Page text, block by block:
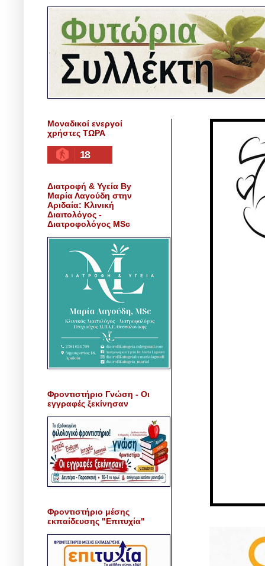
Μοναδικοί ενεργοί
χρήστες ΤΩΡΑ
18
Διατροφή & Υγεία By
Μαρία Λαγούδη στην
Αριδαία: Κλινική
Διαιτολόγος -
Διατροφολόγος MSc
Φροντιστήριο Γνώση - Οι
εγγραφές ξεκίνησαν
Φροντιστήριο μέσης
εκπαίδευσης "Επιτυχία"